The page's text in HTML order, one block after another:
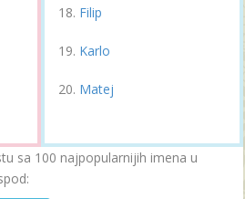
Filip
Karlo
Matej
sa 100 najpopularnijih imena u